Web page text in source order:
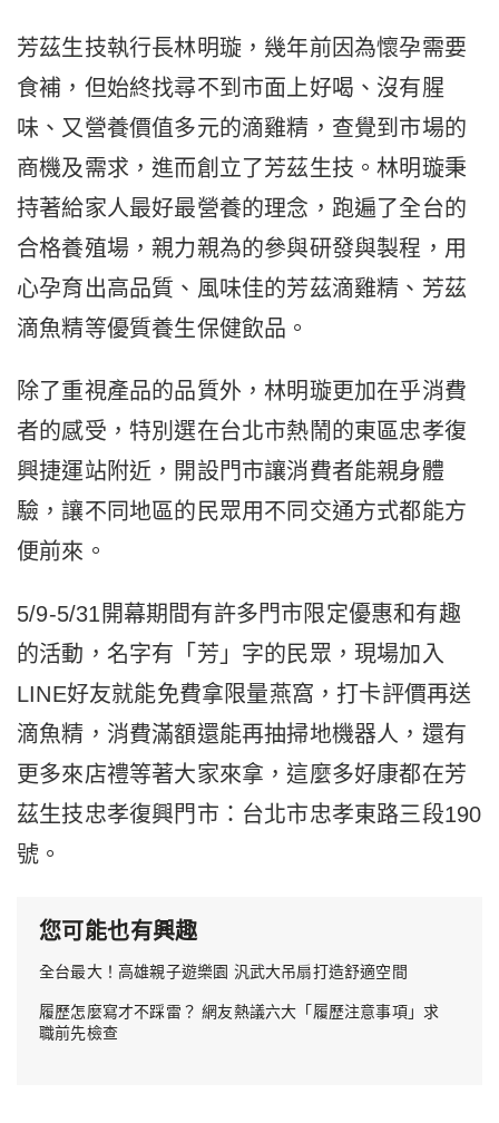
芳茲生技執行長林明璇，幾年前因為懷孕需要
食補，但始終找尋不到市面上好喝、沒有腥
味、又營養價值多元的滴雞精，查覺到市場的
商機及需求，進而創立了芳茲生技。林明璇秉
持著給家人最好最營養的理念，跑遍了全台的
合格養殖場，親力親為的參與研發與製程，用
心孕育出高品質、風味佳的芳茲滴雞精、芳茲
滴魚精等優質養生保健飲品。
除了重視產品的品質外，林明璇更加在乎消費
者的感受，特別選在台北市熱鬧的東區忠孝復
興捷運站附近，開設門市讓消費者能親身體
驗，讓不同地區的民眾用不同交通方式都能方
便前來。
5/9-5/31開幕期間有許多門市限定優惠和有趣
的活動，名字有「芳」字的民眾，現場加入
LINE好友就能免費拿限量燕窩，打卡評價再送
滴魚精，消費滿額還能再抽掃地機器人，還有
更多來店禮等著大家來拿，這麼多好康都在芳
茲生技忠孝復興門市：台北市忠孝東路三段190
號。
您可能也有興趣
全台最大！高雄親子遊樂園 汎武大吊扇打造舒適空間
履歷怎麼寫才不踩雷？ 網友熱議六大「履歷注意事項」求
職前先檢查